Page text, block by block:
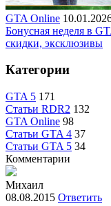
GTA Online
Бонусная неделя в
скидки, эксклюзивы
Категории
GTA 5 171
Статьи RDR2 132
GTA Online 98
Статьи GTA 4 37
Статьи GTA 5 34
Комментарии
Михаил
08.08.2015 Ответить